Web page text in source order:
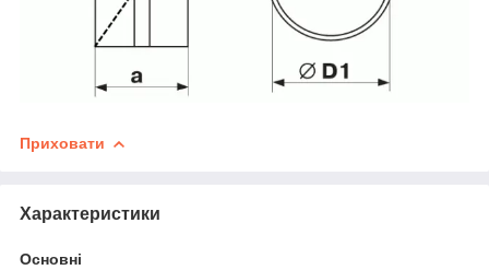
Приховати
Характеристики
Основні